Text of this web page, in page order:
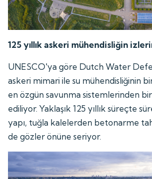
125 yıllık askeri mühendisliğin
UNESCO'ya göre Dutch Water
askeri mimari ile su mühendisliğinin
en özgün savunma sistemlerinden
ediliyor. Yaklaşık 125 yıllık süreçte
yapı, tuğla kalelerden betonarme
de gözler önüne seriyor.